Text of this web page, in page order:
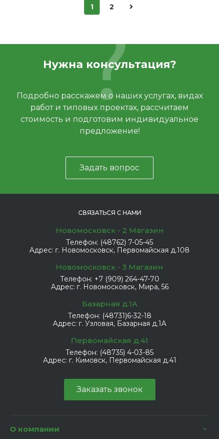
1 2
Нужна консультация?
Подробно расскажем о наших услугах, видах
работ и типовых проектах, рассчитаем
стоимость и подготовим индивидуальное
предложение!
Задать вопрос
СВЯЗАТЬСЯ С НАМИ
Новомосковск - 2 Магазин
Телефон: (48762) 7-05-45
Адрес: г. Новомосковск, Первомайская д.108
Новомосковск - 3 Магазин
Телефон: +7 (909) 264-47-70
Адрес: г. Новомосковск, Мира, 56
Базарная д.1А
Телефон: (48731)6-32-18
Адрес: г. Узловая, Базарная д.1А
Первомайская д.41
Телефон: (48735) 4-03-85
Адрес: г. Кимовск, Первомайская д.41
Заказать звонок
О компании